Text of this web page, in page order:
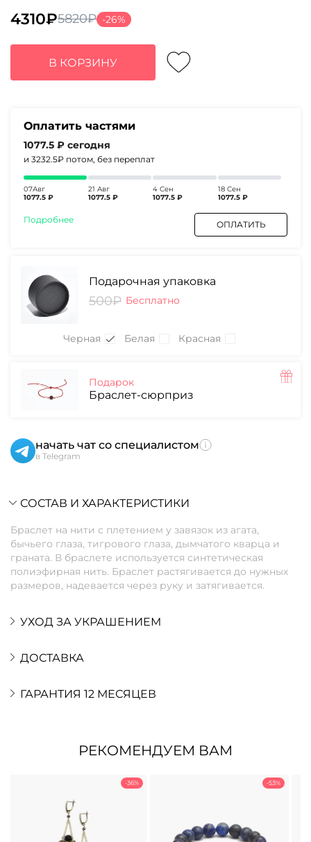
5820₽
Первоначальная
цена
составляла
5820₽.
4310₽
Текущая
цена:
4310₽.
-26%
В КОРЗИНУ
Оплатить частями
1077.5 ₽ сегодня
и 3232.5₽ потом, без переплат
07Авг
1077.5 ₽
21 Авг
1077.5 ₽
4 Сен
1077.5 ₽
18 Сен
1077.5 ₽
Подробнее ОПЛАТИТЬ
Подарочная упаковка
500₽ Бесплатно
Черная Белая Красная
Подарок
Браслет-сюрприз
начать чат со специалистом
в Telegram
СОСТАВ И ХАРАКТЕРИСТИКИ
Браслет на нити с плетением у завязок из агата,
бычьего глаза, тигрового глаза, дымчатого кварца и
граната. В браслете используется синтетическая
полиэфирная нить. Браслет растягивается до нужных
размеров, надевается через руку и затягивается.
УХОД ЗА УКРАШЕНИЕМ
ДОСТАВКА
ГАРАНТИЯ 12 МЕСЯЦЕВ
РЕКОМЕНДУЕМ ВАМ
-36% -53%